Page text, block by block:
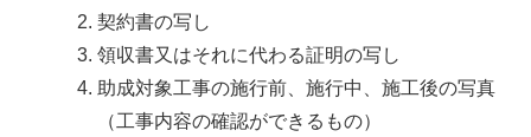
契約書の写し
領収書又はそれに代わる証明の写し
助成対象工事の施行前、施行中、施工後の写真
（工事内容の確認ができるもの）